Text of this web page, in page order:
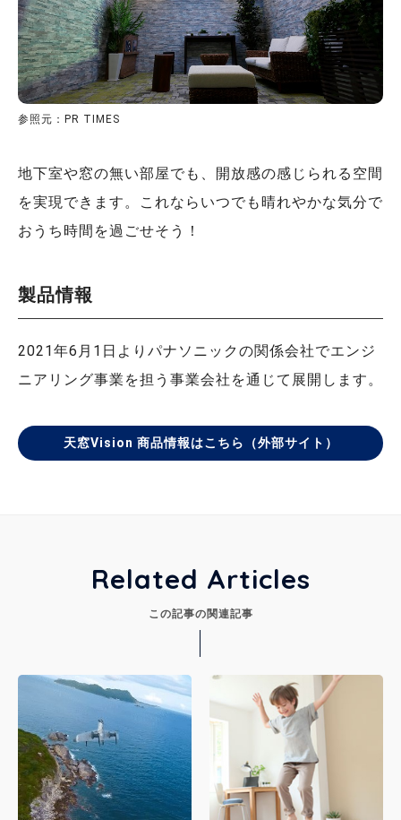
参照元：PR TIMES
地下室や窓の無い部屋でも、開放感の感じられる空間
を実現できます。これならいつでも晴れやかな気分で
おうち時間を過ごせそう！
製品情報
2021年6月1日よりパナソニックの関係会社でエンジ
ニアリング事業を担う事業会社を通じて展開します。
天窓Vision 商品情報はこちら（外部サイト）
Related Articles
この記事の関連記事